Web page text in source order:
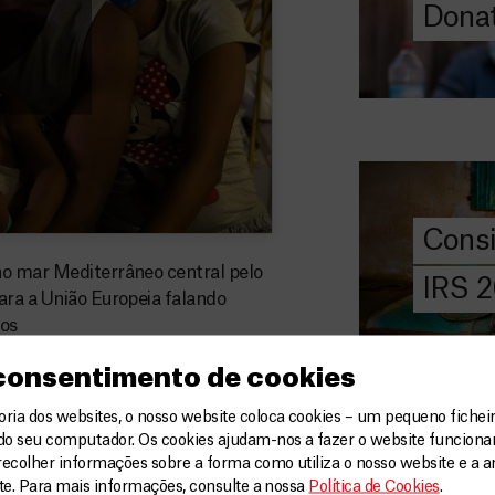
de cookies
dos websites, o nosso website coloca cookies – um pequeno
seu computador. Os cookies ajudam-nos a fazer o website
informações sobre a forma como utiliza o nosso website e a
Para mais informações, consulte a nossa Política de Cookies.
mar Mediterrâneo central pelo
a União Europeia falando
DOE
AGORA
IRS
Saiba tudo
IRS: o que é,
preencher, e
MSF com o
DOE
AGORA
Angarie
A MSF
donativos
chegar